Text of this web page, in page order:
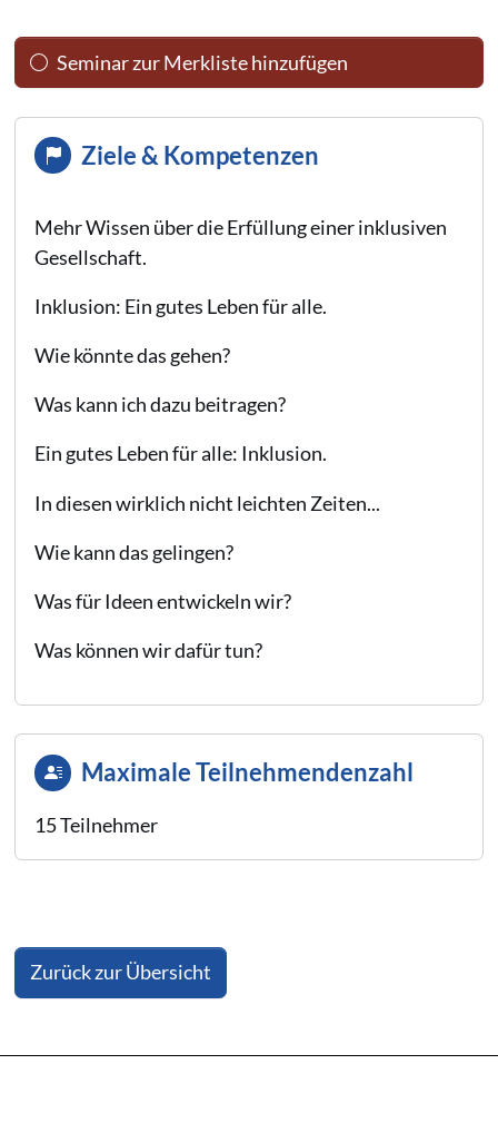
Seminar zur Merkliste hinzufügen
Ziele & Kompetenzen
Mehr Wissen über die Erfüllung einer inklusiven
Gesellschaft.
Inklusion: Ein gutes Leben für alle.
Wie könnte das gehen?
Was kann ich dazu beitragen?
Ein gutes Leben für alle: Inklusion.
In diesen wirklich nicht leichten Zeiten...
Wie kann das gelingen?
Was für Ideen entwickeln wir?
Was können wir dafür tun?
Maximale Teilnehmendenzahl
15 Teilnehmer
Zurück zur Übersicht